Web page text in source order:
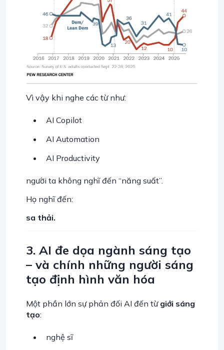
Vì vậy khi nghe các từ như:
AI Copilot
AI Automation
AI Productivity
người ta không nghĩ đến “năng suất”.
Họ nghĩ đến:
sa thải.
3. AI đe dọa ngành sáng tạo
– và chính những người sáng
tạo định hình văn hóa
Một phần lớn sự phản đối AI đến từ giới sáng
tạo:
nghệ sĩ